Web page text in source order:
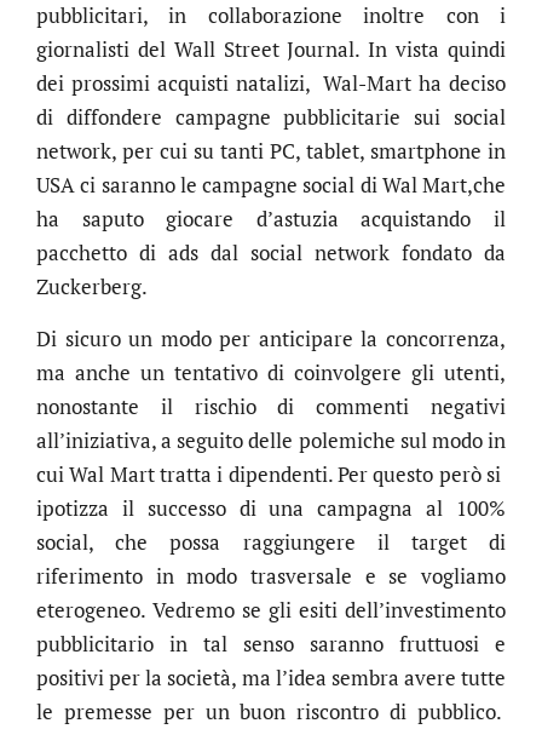
pubblicitari, in collaborazione inoltre con i
giornalisti del Wall Street Journal. In vista quindi
dei prossimi acquisti natalizi, Wal-Mart ha deciso
di diffondere campagne pubblicitarie sui social
network, per cui su tanti PC, tablet, smartphone in
USA ci saranno le campagne social di Wal Mart,che
ha saputo giocare d’astuzia acquistando il
pacchetto di ads dal social network fondato da
Zuckerberg.
Di sicuro un modo per anticipare la concorrenza,
ma anche un tentativo di coinvolgere gli utenti,
nonostante il rischio di commenti negativi
all’iniziativa, a seguito delle polemiche sul modo in
cui Wal Mart tratta i dipendenti. Per questo però si
ipotizza il successo di una campagna al 100%
social, che possa raggiungere il target di
riferimento in modo trasversale e se vogliamo
eterogeneo. Vedremo se gli esiti dell’investimento
pubblicitario in tal senso saranno fruttuosi e
positivi per la società, ma l’idea sembra avere tutte
le premesse per un buon riscontro di pubblico.